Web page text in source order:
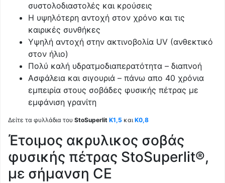
συστολοδιαστολές και κρούσεις
Η υψηλότερη αντοχή στον χρόνο και τις
καιρικές συνθήκες
Υψηλή αντοχή στην ακτινοβολία UV (ανθεκτικό
στον ήλιο)
Πολύ καλή υδρατμοδιαπερατότητα – διαπνοή
Ασφάλεια και σιγουριά – πάνω απο 40 χρόνια
εμπειρία στους σοβάδες φυσικής πέτρας με
εμφάνιση γρανίτη
Δείτε τα φυλλάδια του StoSuperlit K1,5 καιK0,8
Έτοιμος ακρυλικος σοβάς
φυσικής πέτρας StoSuperlit®,
με σήμανση CE